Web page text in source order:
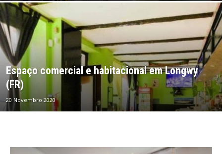
Espaço comercial e habitacional em Longwy
(FR)
20 Novembro 2020